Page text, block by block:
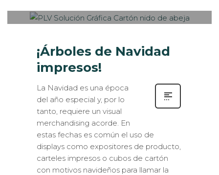
¡Árboles de Navidad
impresos!
La Navidad es una época
del año especial y, por lo
tanto, requiere un visual
merchandising acorde. En
estas fechas es común el uso de
displays como expositores de producto,
carteles impresos o cubos de cartón
con motivos navideños para llamar la